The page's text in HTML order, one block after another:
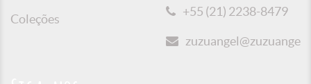
Coleções
+55 (21) 2238-8479